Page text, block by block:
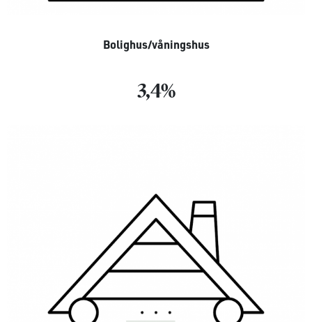
Bolighus/våningshus
3,4%